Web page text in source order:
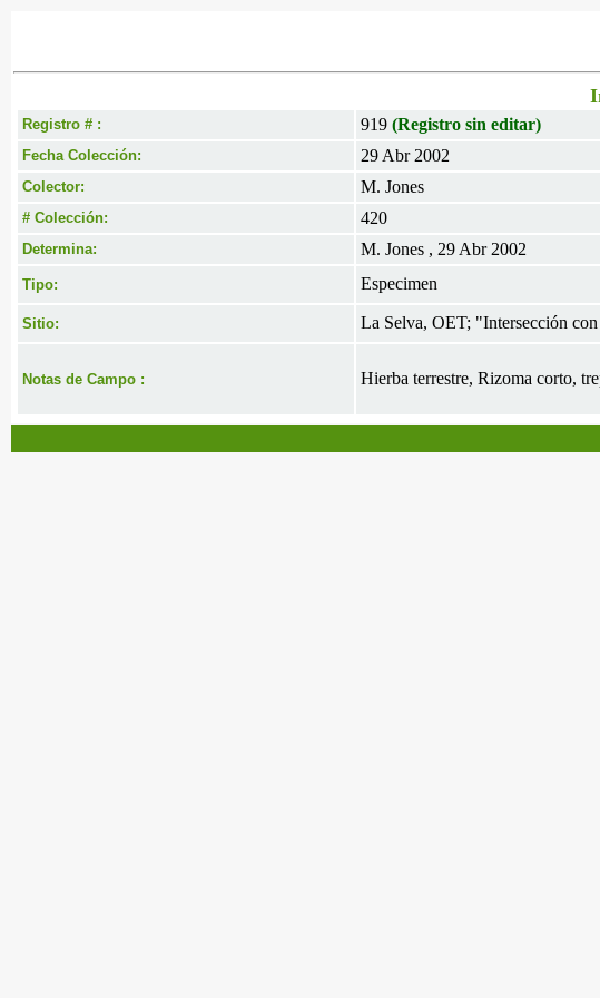
Registro # : 919 (Registro sin editar)
Fecha Colección: 29 Abr 2002
Colector: M. Jones
# Colección: 420
Determina: M. Jones , 29 Abr 2002
Tipo: Especimen
Sitio: La Selva, OET; "Intersección
Notas de Campo : Hierba terrestre, Rizoma corto,